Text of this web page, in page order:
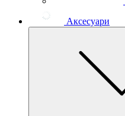
Аксесуари